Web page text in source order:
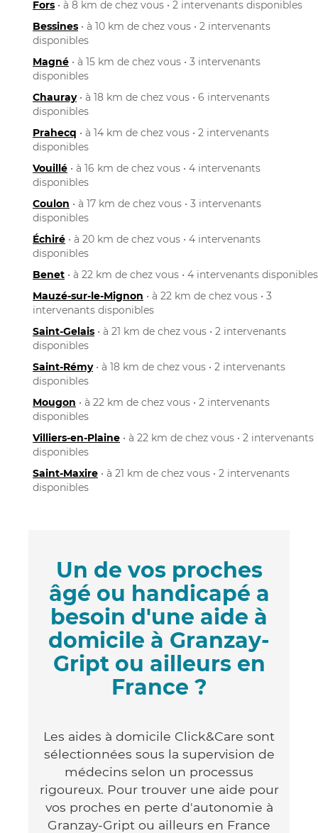
Fors • à 8 km de chez vous • 2 intervenants disponibles
Bessines • à 10 km de chez vous • 2 intervenants
disponibles
Magné • à 15 km de chez vous • 3 intervenants
disponibles
Chauray• à 18 km de chez vous • 6 intervenants
disponibles
Prahecq • à 14 km de chez vous • 2 intervenants
disponibles
Vouillé • à 16 km de chez vous • 4 intervenants
disponibles
Coulon • à 17 km de chez vous • 3 intervenants
disponibles
Échiré • à 20 km de chez vous • 4 intervenants
disponibles
Benet • à 22 km de chez vous • 4 intervenants disponibles
Mauzé-sur-le-Mignon • à 22 km de chez vous • 3
intervenants disponibles
Saint-Gelais • à 21 km de chez vous • 2 intervenants
disponibles
Saint-Rémy• à 18 km de chez vous • 2 intervenants
disponibles
Mougon • à 22 km de chez vous • 2 intervenants
disponibles
Villiers-en-Plaine • à 22 km de chez vous • 2 intervenants
disponibles
Saint-Maxire • à 21 km de chez vous • 2 intervenants
disponibles
Un de vos proches
âgé ou handicapé a
besoin d'une aide à
domicile à Granzay-
Gript ou ailleurs en
France ?
Les aides à domicile Click&Care sont
sélectionnées sous la supervision de
médecins selon un processus
rigoureux. Pour trouver une aide pour
vos proches en perte d'autonomie à
Granzay-Gript ou ailleurs en France